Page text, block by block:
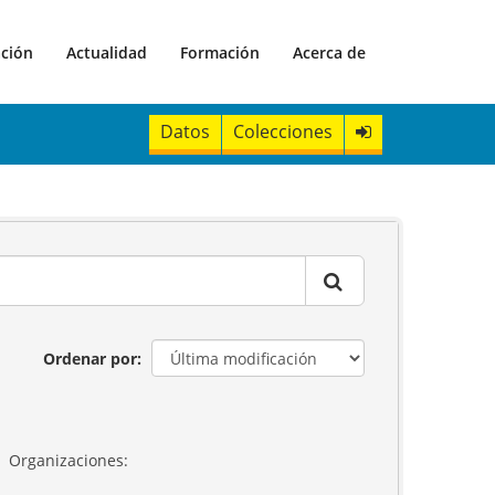
Actualidad Formación Acerca de
Datos Colecciones
Ordenar por
Organizaciones: